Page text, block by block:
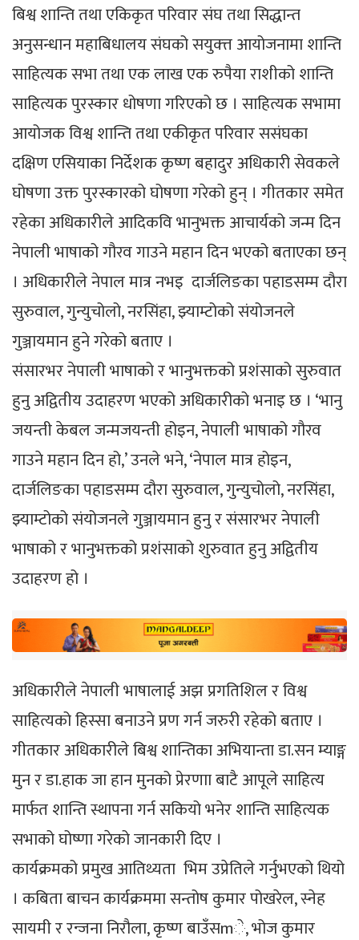
बिश्व शान्ति तथा एकिकृत परिवार संघ तथा सिद्धान्त
अनुसन्धान महाबिधालय संघको सयुक्त्त आयोजनामा शान्ति
साहित्यक सभा तथा एक लाख एक रुपैया राशीको शान्ति
साहित्यक पुरस्कार धोषणा गरिएको छ । साहित्यक सभामा
आयोजक विश्व शान्ति तथा एकीकृत परिवार ससंघका
दक्षिण एसियाका निर्देशक कृष्ण बहादुर अधिकारी सेवकले
घोषणा उक्त पुरस्कारको घोषणा गरेको हुन् । गीतकार समेत
रहेका अधिकारीले आदिकवि भानुभक्त आचार्यको जन्म दिन
नेपाली भाषाको गौरव गाउने महान दिन भएको बताएका छन्
। अधिकारीले नेपाल मात्र नभइ दार्जलिङका पहाडसम्म दौरा
सुरुवाल, गुन्युचोलो, नरसिंहा, झ्याम्टोको संयोजनले
गुञ्जायमान हुने गरेको बताए ।
संसारभर नेपाली भाषाको र भानुभक्तको प्रशंसाको सुरुवात
हुनु अद्वितीय उदाहरण भएको अधिकारीको भनाइ छ । ‘भानु
जयन्ती केबल जन्मजयन्ती होइन, नेपाली भाषाको गौरव
गाउने महान दिन हो,’ उनले भने, ‘नेपाल मात्र होइन,
दार्जलिङका पहाडसम्म दौरा सुरुवाल, गुन्युचोलो, नरसिंहा,
झ्याम्टोको संयोजनले गुञ्जायमान हुनु र संसारभर नेपाली
भाषाको र भानुभक्तको प्रशंसाको शुरुवात हुनु अद्वितीय
उदाहरण हो ।
अधिकारीले नेपाली भाषालाई अझ प्रगतिशिल र विश्व
साहित्यको हिस्सा बनाउने प्रण गर्न जरुरी रहेको बताए ।
गीतकार अधिकारीले बिश्व शान्तिका अभियान्ता डा.सन म्याङ्ग
मुन र डा.हाक जा हान मुनको प्रेरणाा बाटै आपूले साहित्य
मार्फत शान्ति स्थापना गर्न सकियो भनेर शान्ति साहित्यक
सभाको घोष्णा गरेको जानकारी दिए ।
कार्यक्रमको प्रमुख आतिथ्यता भिम उप्रेतिले गर्नुभएको थियो
। कबिता बाचन कार्यक्रममा सन्तोष कुमार पोखरेल, स्नेह
सायमी र रन्जना निरौला, कृष्ण बाउँसmे, भोज कुमार